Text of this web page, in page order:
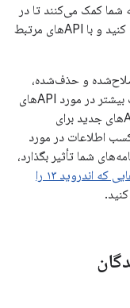
کمک می‌کنند تا در
مورد ویژگی‌های برنامه‌های خود اطلاعات کسب کنید و با APIهای مرتبط
را مطالعه کنید. برای جزئیات بیشتر در مورد APIهای
مراجعه کنید - APIهای جدید برای
اطلاعات در مورد
شما تأثیر بگذارد،
برای برنامه‌هایی که اندروید ۱۳ را